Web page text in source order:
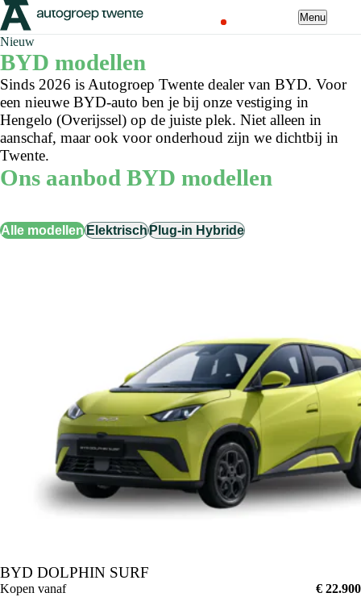
Menu
Nieuw
BYD modellen
Sinds 2026 is Autogroep Twente dealer van BYD. Voor
een nieuwe BYD-auto ben je bij onze vestiging in
Hengelo (Overijssel) op de juiste plek. Niet alleen in
aanschaf, maar ook voor onderhoud zijn we dichtbij in
Twente.
Ons aanbod BYD modellen
Alle modellenElektrischPlug-in Hybride
BYD DOLPHIN SURF
Kopen vanaf
€ 22.900